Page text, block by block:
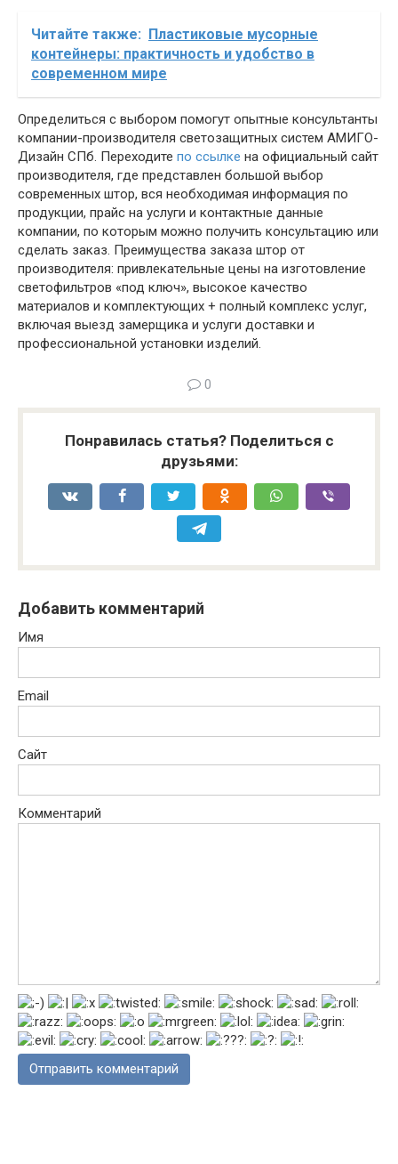
Читайте также: Пластиковые мусорные
контейнеры: практичность и удобство в
современном мире
Определиться с выбором помогут опытные консультанты
компании-производителя светозащитных систем АМИГО-
Дизайн СПб. Переходите по ссылке на официальный сайт
производителя, где представлен большой выбор
современных штор, вся необходимая информация по
продукции, прайс на услуги и контактные данные
компании, по которым можно получить консультацию или
сделать заказ. Преимущества заказа штор от
производителя: привлекательные цены на изготовление
светофильтров «под ключ», высокое качество
материалов и комплектующих + полный комплекс услуг,
включая выезд замерщика и услуги доставки и
профессиональной установки изделий.
0
Понравилась статья? Поделиться с
друзьями:
Добавить комментарий
Имя
Email
Сайт
Комментарий